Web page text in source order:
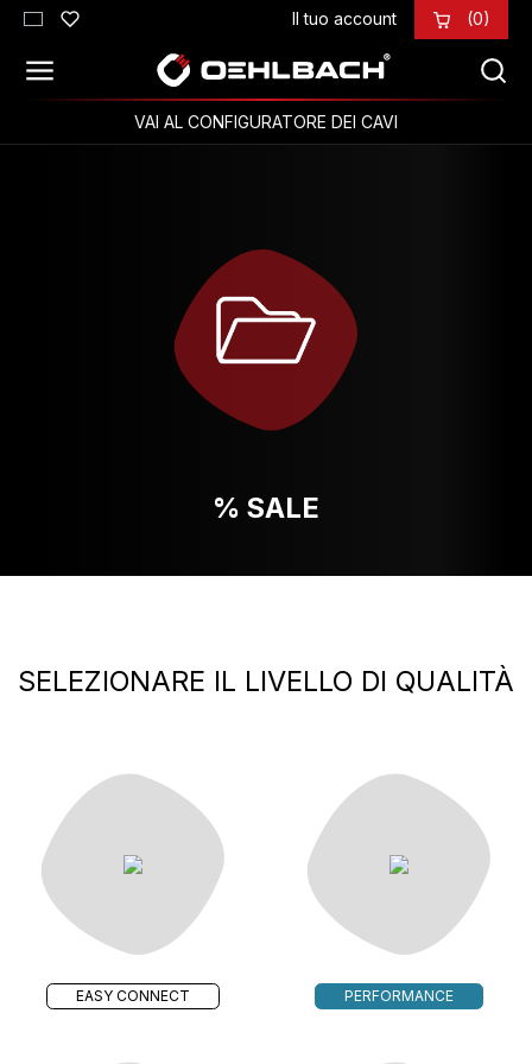
Passa al contenuto principale Il tuo account (0)
VAI AL CONFIGURATORE DEI CAVI
% SALE
SELEZIONARE IL LIVELLO DI QUALITÀ
EASY CONNECT PERFORMANCE